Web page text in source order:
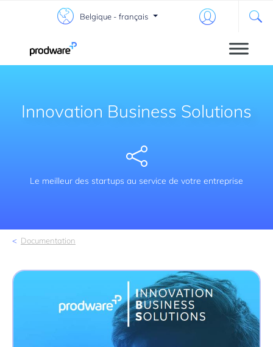
Belgique - français
Innovation Business Solutions
Le meilleur des startups au service de votre entreprise
Documentation